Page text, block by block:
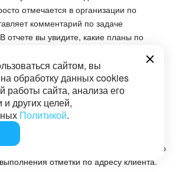
отмечается в организации по
комментарий по задаче
отчете вы увидите, какие планы по
бота
и контактам. Менеджер
названия Компании или Контакта
бота. Если такая сущность
то через быструю ссылку
переход во внешний браузер мобильного
отметки по адресу клиента.
сайтом, вы
обработку данных cookies
работы сайта, анализа его
других целей,
Политикой.